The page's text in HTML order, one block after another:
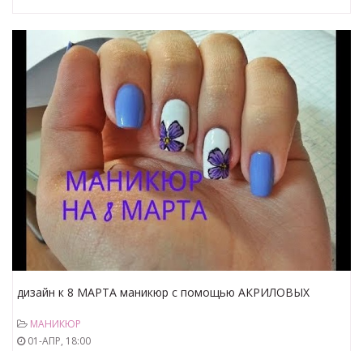
дизайн к 8 МАРТА маникюр с помощью АКРИЛОВЫХ
МАНИКЮР
01-АПР, 18:00